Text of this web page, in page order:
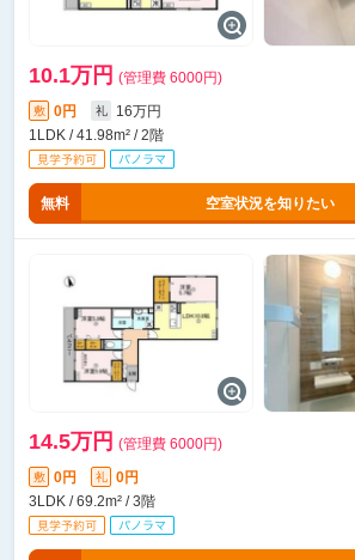
10.1万円 (管理費 6000円)
敷 0円 礼
16万円
1LDK / 41.98m² / 2階
無料 空室状況を知りたい
14.5万円 (管理費 6000円)
敷 0円 礼
0円
3LDK / 69.2m² / 3階